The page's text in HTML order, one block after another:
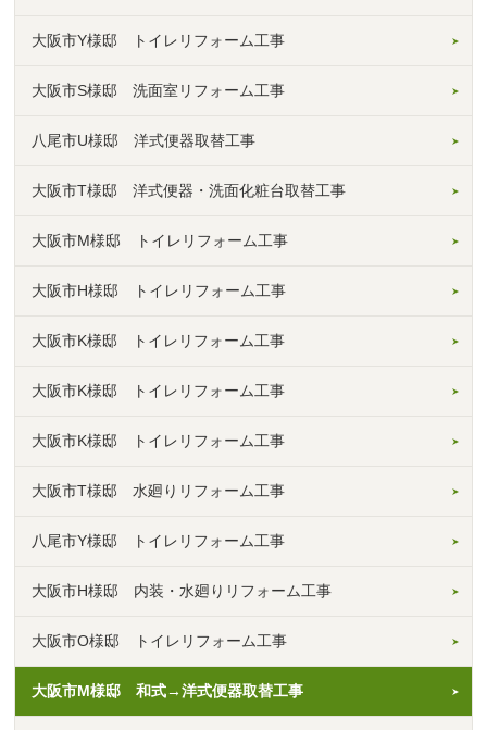
大阪市Y様邸 トイレリフォーム工事
大阪市S様邸 洗面室リフォーム工事
八尾市U様邸 洋式便器取替工事
大阪市T様邸 洋式便器・洗面化粧台取替工事
大阪市M様邸 トイレリフォーム工事
大阪市H様邸 トイレリフォーム工事
大阪市K様邸 トイレリフォーム工事
大阪市K様邸 トイレリフォーム工事
大阪市K様邸 トイレリフォーム工事
大阪市T様邸 水廻りリフォーム工事
八尾市Y様邸 トイレリフォーム工事
大阪市H様邸 内装・水廻りリフォーム工事
大阪市O様邸 トイレリフォーム工事
大阪市M様邸 和式→洋式便器取替工事